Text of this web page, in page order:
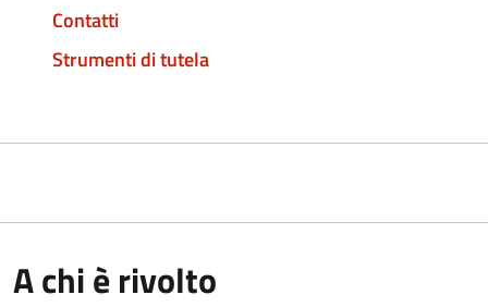
Contatti
Strumenti di tutela
A chi è rivolto